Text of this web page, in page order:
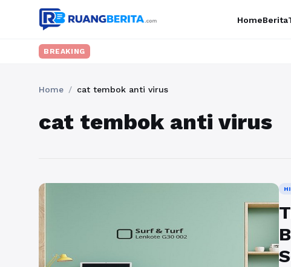
HomeBerita
BREAKING
Home / cat tembok anti virus
cat tembok anti virus